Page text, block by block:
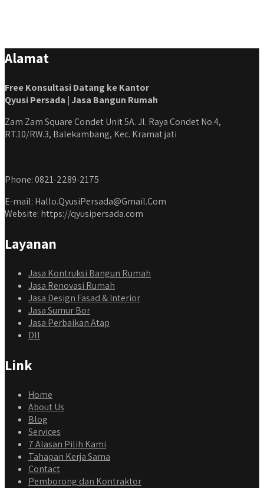
#jasabangunrumahjabodetabek #qyusipersada
Alamat
Free Konsultasi Datang ke Kantor
Qyusi Persada | Jasa Bangun Rumah
Zam Zam Square Condet Unit 5A. Jl. Raya Condet No.4,
RT.10/RW.3, Balekambang, Kec. Kramat jati
Phone: 0821-2289-2175
E-mail: Hallo.QyusiPersada@Gmail.Com
Website: https://qyusipersada.com
Layanan
Jasa Kontruksi Bangun Rumah
Jasa Renovasi Rumah
Jasa Design Fasad & Interior
Jasa Sumur Bor
Jasa Perbaikan Atap
Dll
Link
Home
About Us
Blog
Services
7 Alasan Pilih Kami
Tahapan Kerja Sama
Contact
Pemborong dan Kontraktor